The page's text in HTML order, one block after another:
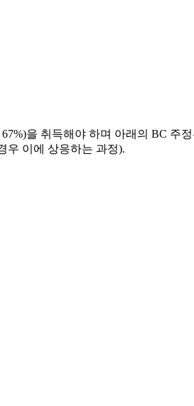
을 취득해야 하며 아래의 BC 주
우 이에 상응하는 과정).